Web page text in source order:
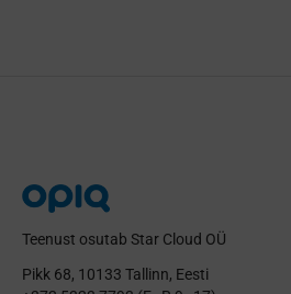
Teenust osutab Star Cloud OÜ
Pikk 68, 10133 Tallinn, Eesti